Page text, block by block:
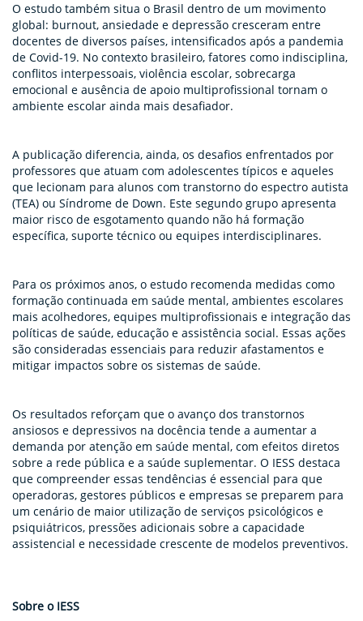
O estudo também situa o Brasil dentro de um movimento
global: burnout, ansiedade e depressão cresceram entre
docentes de diversos países, intensificados após a pandemia
de Covid-19. No contexto brasileiro, fatores como indisciplina,
conflitos interpessoais, violência escolar, sobrecarga
emocional e ausência de apoio multiprofissional tornam o
ambiente escolar ainda mais desafiador.
A publicação diferencia, ainda, os desafios enfrentados por
professores que atuam com adolescentes típicos e aqueles
que lecionam para alunos com transtorno do espectro autista
(TEA) ou Síndrome de Down. Este segundo grupo apresenta
maior risco de esgotamento quando não há formação
específica, suporte técnico ou equipes interdisciplinares.
Para os próximos anos, o estudo recomenda medidas como
formação continuada em saúde mental, ambientes escolares
mais acolhedores, equipes multiprofissionais e integração das
políticas de saúde, educação e assistência social. Essas ações
são consideradas essenciais para reduzir afastamentos e
mitigar impactos sobre os sistemas de saúde.
Os resultados reforçam que o avanço dos transtornos
ansiosos e depressivos na docência tende a aumentar a
demanda por atenção em saúde mental, com efeitos diretos
sobre a rede pública e a saúde suplementar. O IESS destaca
que compreender essas tendências é essencial para que
operadoras, gestores públicos e empresas se preparem para
um cenário de maior utilização de serviços psicológicos e
psiquiátricos, pressões adicionais sobre a capacidade
assistencial e necessidade crescente de modelos preventivos.
Sobre o IESS